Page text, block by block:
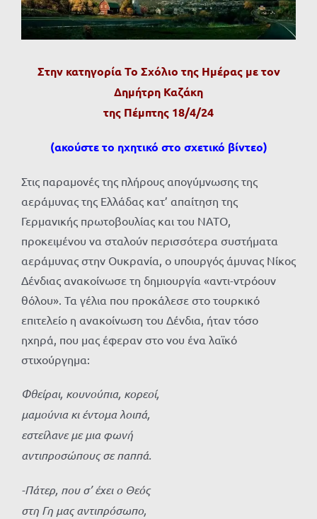
Στην κατηγορία Το Σχόλιο της Ημέρας με τον
Δημήτρη Καζάκη
της Πέμπτης 18/4/24
(ακούστε το ηχητικό στο σχετικό βίντεο)
Στις παραμονές της πλήρους απογύμνωσης της
αεράμυνας της Ελλάδας κατ’ απαίτηση της
Γερμανικής πρωτοβουλίας και του ΝΑΤΟ,
προκειμένου να σταλούν περισσότερα συστήματα
αεράμυνας στην Ουκρανία, ο υπουργός άμυνας Νίκος
Δένδιας ανακοίνωσε τη δημιουργία «αντι-ντρόουν
θόλου». Τα γέλια που προκάλεσε στο τουρκικό
επιτελείο η ανακοίνωση του Δένδια, ήταν τόσο
ηχηρά, που μας έφεραν στο νου ένα λαϊκό
στιχούργημα:
Φθείραι, κουνούπια, κορεοί,
μαμούνια κι έντομα λοιπά,
εστείλανε με μια φωνή
αντιπροσώπους σε παππά.
-Πάτερ, που σ’ έχει ο Θεός
στη Γη μας αντιπρόσωπο,